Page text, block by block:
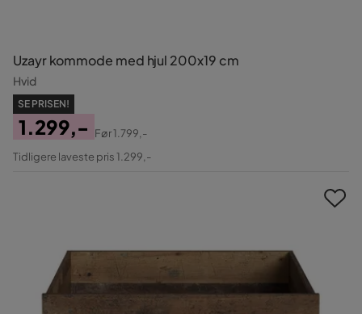
Uzayr kommode med hjul 200x19 cm
Hvid
SE PRISEN!
Pris
1.299,-
Original
Før1.799,-
Tidligere laveste pris 1.299,-